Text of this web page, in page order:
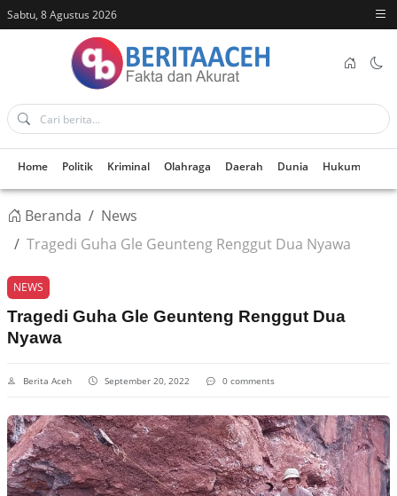
Sabtu, 8 Agustus 2026
Home Politik Kriminal Olahraga Daerah Dunia Hukum
Beranda
News
Tragedi Guha Gle Geunteng Renggut Dua Nyawa
NEWS
Tragedi Guha Gle Geunteng Renggut Dua
Nyawa
Berita Aceh September 20, 2022 0 comments